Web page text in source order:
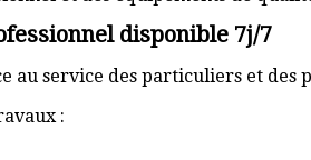
disponible 7j/7
service des particuliers et des
: